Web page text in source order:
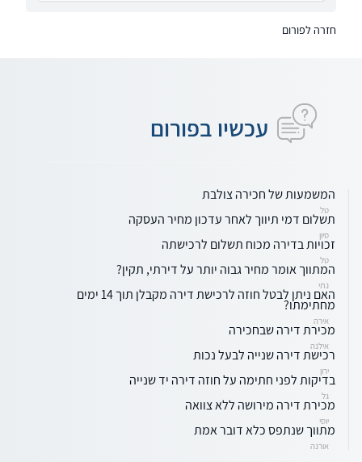
חזרה לפורום
עכשיו בפורום
המשמעות של חכירה צולבת
טל
תשלום דמי תיווך לאחר עדכון מחיר העסקה
סיון
זכויות בדירה מכוח תשלום לרכישתה
טל
המתווך אומר מחיר גבוה יותר על דירתי, תקין?
נתי
האם ניתן לבטל חוזה לרכישת דירה מקבלן תוך 14 ימים
מחתימתו?
אירה
מכירת דירה שבחכירה
אילנה
רכישת דירה שנייה לבעל נכות
ירון
בדיקות לפני חתימה על חוזה דירה יד שנייה
גל
מכירת דירה מירושה ללא צוואה
יוסי
מתווך שנתפס כלא דובר אמת
אורנה